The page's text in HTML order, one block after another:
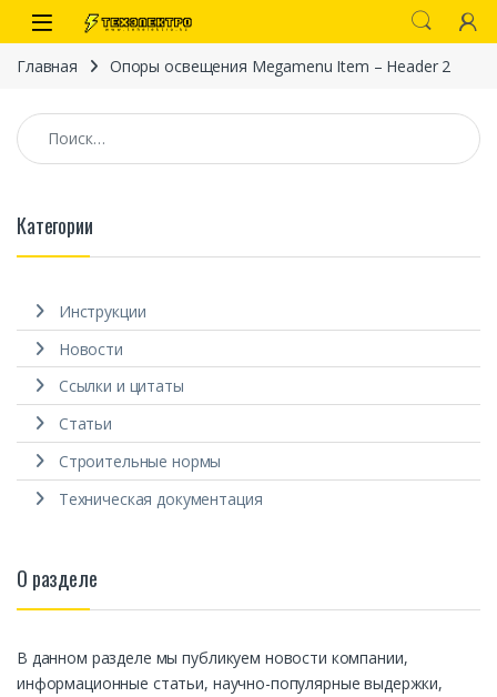
Перейти к навигации
перейти к содержанию
Open
Главная Опоры освещения Megamenu Item – Header 2
Найти:
Категории
Инструкции
Новости
Ссылки и цитаты
Статьи
Строительные нормы
Техническая документация
О разделе
В данном разделе мы публикуем новости компании,
информационные статьи, научно-популярные выдержки,